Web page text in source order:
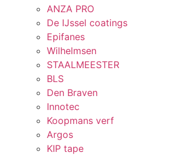
ANZA PRO
De IJssel coatings
Epifanes
Wilhelmsen
STAALMEESTER
BLS
Den Braven
Innotec
Koopmans verf
Argos
KIP tape